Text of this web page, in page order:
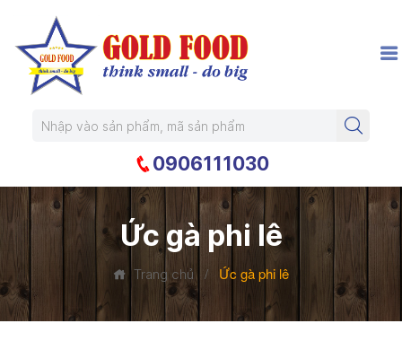
0906111030
Ức gà phi lê
Trang chủ / Ức gà phi lê